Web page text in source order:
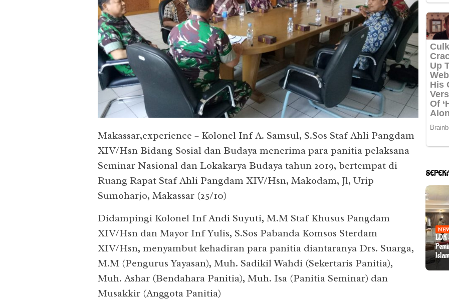
Makassar,experience – Kolonel Inf A. Samsul, S.Sos Staf Ahli Pangdam
XIV/Hsn Bidang Sosial dan Budaya menerima para panitia pelaksana
Seminar Nasional dan Lokakarya Budaya tahun 2019, bertempat di
Ruang Rapat Staf Ahli Pangdam XIV/Hsn, Makodam, Jl, Urip
Sumoharjo, Makassar (25/10)
Didampingi Kolonel Inf Andi Suyuti, M.M Staf Khusus Pangdam
XIV/Hsn dan Mayor Inf Yulis, S.Sos Pabanda Komsos Sterdam
XIV/Hsn, menyambut kehadiran para panitia diantaranya Drs. Suarga,
M.M (Pengurus Yayasan), Muh. Sadikil Wahdi (Sekertaris Panitia),
Muh. Ashar (Bendahara Panitia), Muh. Isa (Panitia Seminar) dan
Musakkir (Anggota Panitia)